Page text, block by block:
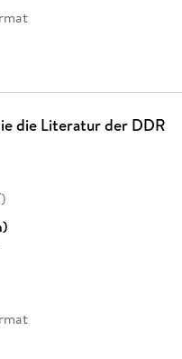
die Literatur der DDR
)